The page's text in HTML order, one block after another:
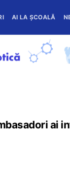
AI LA ȘCOALĂ
ai